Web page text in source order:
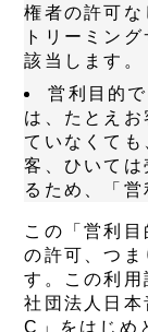
権者の許可
トリーミン
該当します。
営利目的で
は、たとえ
ていなくて
客、ひいて
るため、「営
この「営利
の許可、つま
す。この利
社団法人日
C」をはじめ